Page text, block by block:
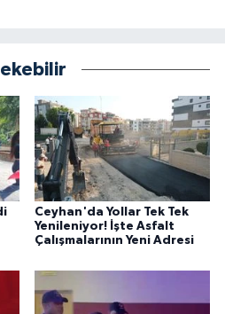
Ceyhan'da Yollar Tek Tek
Yenileniyor! İşte Asfalt
Çalışmalarının Yeni Adresi